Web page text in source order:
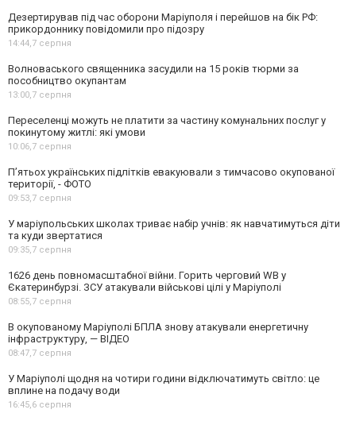
Дезертирував під час оборони Маріуполя і перейшов на бік РФ:
прикордоннику повідомили про підозру
14:44,7 серпня
Волноваського священника засудили на 15 років тюрми за
пособництво окупантам
13:00,7 серпня
Переселенці можуть не платити за частину комунальних послуг у
покинутому житлі: які умови
10:06,7 серпня
П’ятьох українських підлітків евакуювали з тимчасово окупованої
території, - ФОТО
09:53,7 серпня
У маріупольських школах триває набір учнів: як навчатимуться діти
та куди звертатися
09:35,7 серпня
1626 день повномасштабної війни. Горить черговий WB у
Єкатеринбурзі. ЗСУ атакували військові цілі у Маріуполі
08:55,7 серпня
В окупованому Маріуполі БПЛА знову атакували енергетичну
інфраструктуру, — ВІДЕО
08:47,7 серпня
У Маріуполі щодня на чотири години відключатимуть світло: це
вплине на подачу води
16:45,6 серпня